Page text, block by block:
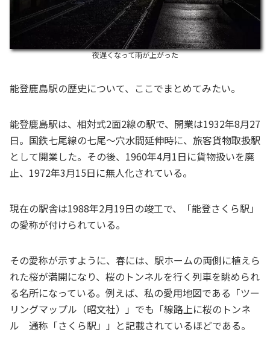
夜遅くなって雨が上がった
能登鹿島駅の歴史について、ここでまとめてみたい。
能登鹿島駅は、相対式2面2線の駅で、開業は1932年8月27
日。国鉄七尾線の七尾～穴水間延伸時に、旅客貨物取扱駅
として開業した。その後、1960年4月1日に貨物扱いを廃
止、1972年3月15日に無人化されている。
現在の駅舎は1988年2月19日の竣工で、「能登さくら駅」
の愛称が付けられている。
その愛称が示すように、春には、駅ホームの両側に植えら
れた桜が満開になり、桜のトンネルを行く列車を眺められ
る名所になっている。例えば、私の愛用地図である「ツー
リングマップル（昭文社）」でも「線路上に桜のトンネ
ル 通称「さくら駅」」と記載されているほどである。